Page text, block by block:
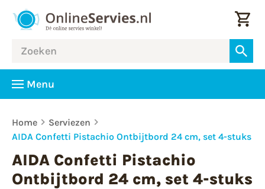
Menu
Home
Serviezen
AIDA Confetti Pistachio Ontbijtbord 24 cm, set 4-stuks
AIDA Confetti Pistachio
Ontbijtbord 24 cm, set 4-stuks